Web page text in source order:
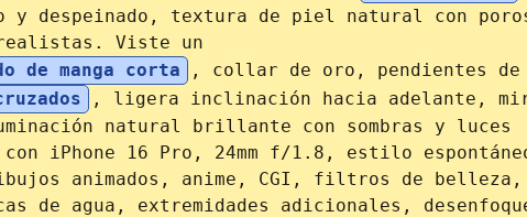
y despeinado, textura de piel natural con
Viste un
de manga corta
, collar de oro, pendientes de
, ligera inclinación hacia adelante,
natural brillante con sombras y luces
iPhone 16 Pro, 24mm f/1.8, estilo
animados, anime, CGI, filtros de belleza,
de agua, extremidades adicionales,